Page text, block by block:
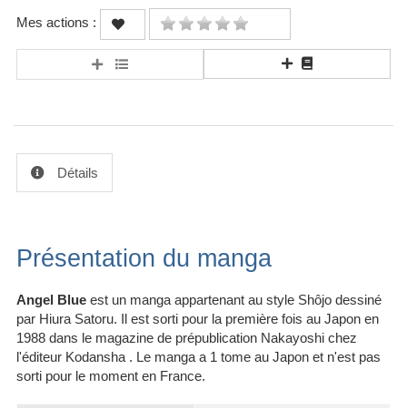
Mes actions :
Détails
Présentation du manga
Angel Blue est un manga appartenant au style Shôjo dessiné
par Hiura Satoru. Il est sorti pour la première fois au Japon en
1988 dans le magazine de prépublication Nakayoshi chez
l'éditeur Kodansha . Le manga a 1 tome au Japon et n'est pas
sorti pour le moment en France.